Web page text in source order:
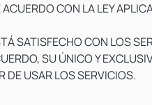
CON LA LEY
SATISFECHO CON LOS
SU ÚNICO Y
DE USAR LOS SERVICIOS.